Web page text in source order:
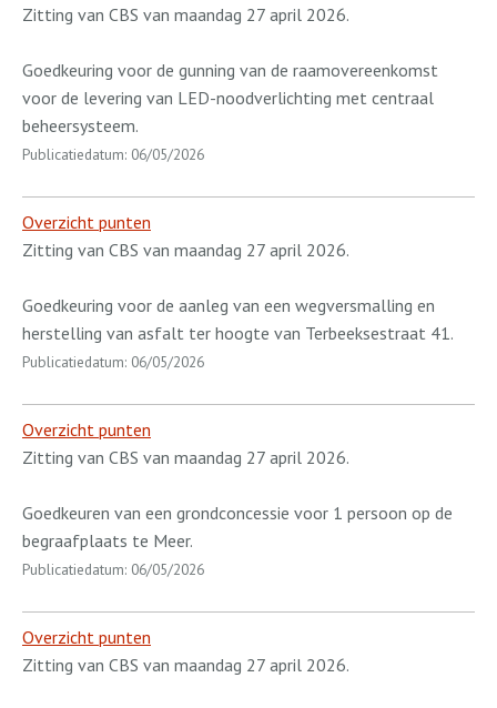
Zitting van CBS van maandag 27 april 2026.
Goedkeuring voor de gunning van de raamovereenkomst
voor de levering van LED-noodverlichting met centraal
beheersysteem.
Publicatiedatum: 06/05/2026
Overzicht punten
Zitting van CBS van maandag 27 april 2026.
Goedkeuring voor de aanleg van een wegversmalling en
herstelling van asfalt ter hoogte van Terbeeksestraat 41.
Publicatiedatum: 06/05/2026
Overzicht punten
Zitting van CBS van maandag 27 april 2026.
Goedkeuren van een grondconcessie voor 1 persoon op de
begraafplaats te Meer.
Publicatiedatum: 06/05/2026
Overzicht punten
Zitting van CBS van maandag 27 april 2026.